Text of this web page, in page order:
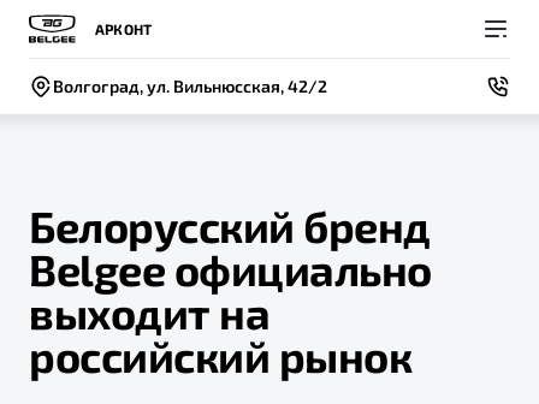
АРКОНТ
Волгоград, ул. Вильнюсская, 42/2
Модели
Новый
X50+
Покупателям
ВЫБОР И ПОКУПКА
Автомобили в наличии
Владельцам
СЕРВИС
Записаться на сервис
О компании
СОБЫТИЯ
Новости
Белорусский бренд
Belgee официально
выходит на
российский рынок